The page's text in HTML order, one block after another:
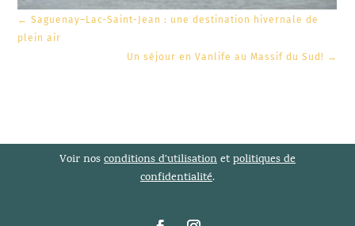
←Saguenay–Lac-Saint-Jean : une destination hivernale de
plein air
Un séjour en Vanlife au Massif du Sud! →
Voir nosconditions d’utilisationetpolitiques de
confidentialité.